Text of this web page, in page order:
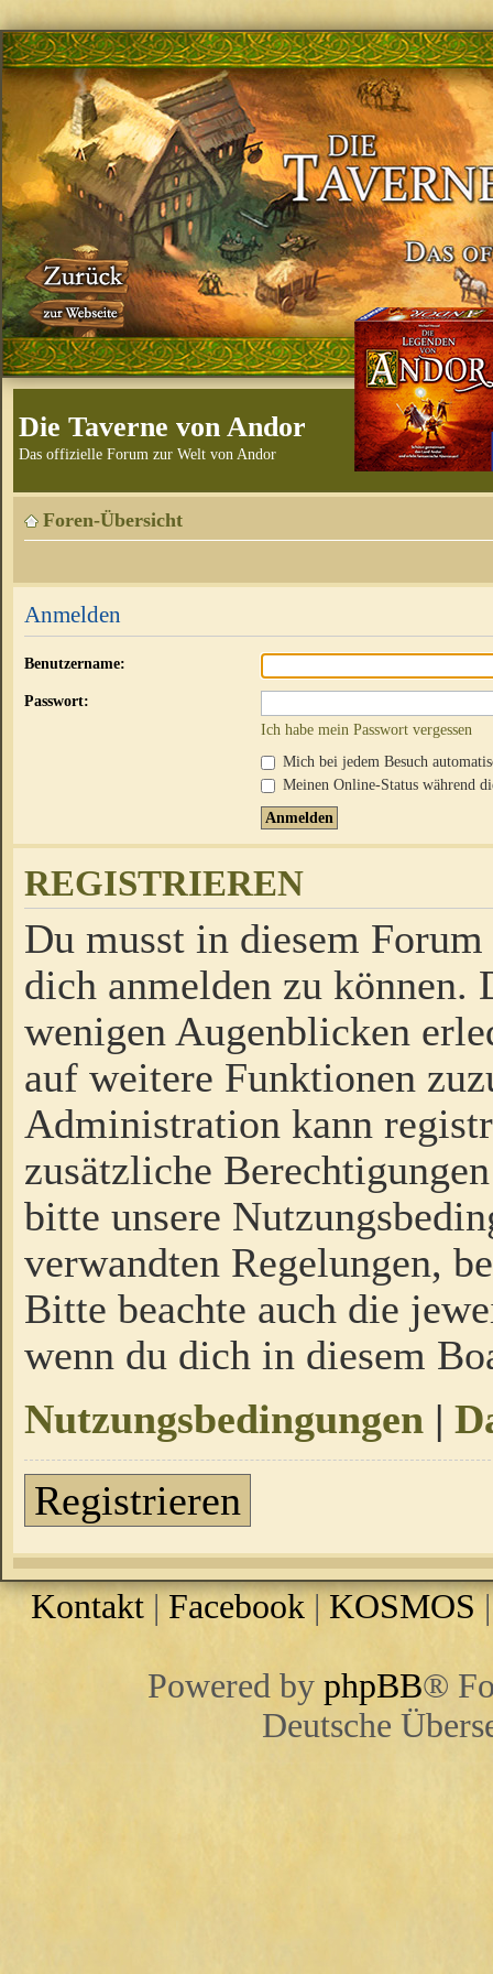
Die Taverne von Andor
Das offizielle Forum zur Welt von Andor
Foren-Übersicht
Anmelden
Benutzername:
Passwort:
Ich habe mein Passwort vergessen
Mich bei jedem Besuch
Meinen Online-Status während
REGISTRIEREN
Du musst in diesem
dich anmelden zu
wenigen Augenblicken
auf weitere Funktionen
Administration kann
zusätzliche
bitte unsere
verwandten Regelungen,
Bitte beachte auch die
wenn du dich in diesem
Nutzungsbedingungen |
Registrieren
Kontakt | Facebook |KOSMOS
Powered by phpBB®
Deutsche